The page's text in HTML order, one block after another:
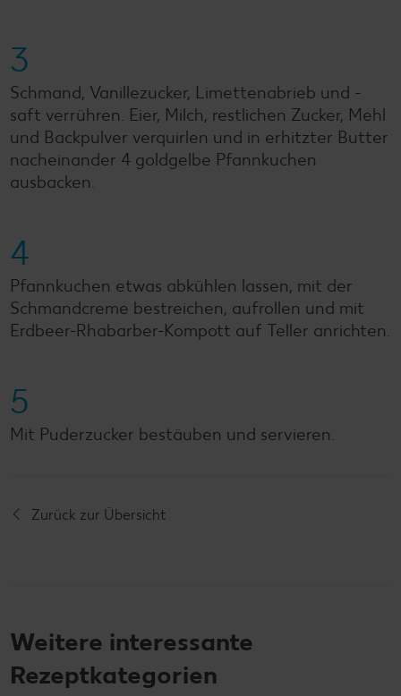
3
Schmand, Vanillezucker, Limettenabrieb und -
saft verrühren. Eier, Milch, restlichen Zucker, Mehl
und Backpulver verquirlen und in erhitzter Butter
nacheinander 4 goldgelbe Pfannkuchen
ausbacken.
4
Pfannkuchen etwas abkühlen lassen, mit der
Schmandcreme bestreichen, aufrollen und mit
Erdbeer-Rhabarber-Kompott auf Teller anrichten.
5
Mit Puderzucker bestäuben und servieren.
Zurück zur Übersicht
Weitere interessante
Rezeptkategorien